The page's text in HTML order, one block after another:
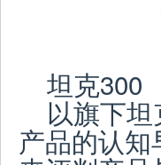
坦克300
以旗下
产品的认